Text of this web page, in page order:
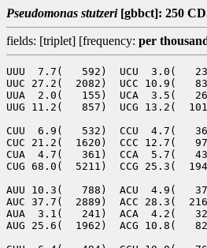
Pseudomonas stutzeri [gbbct]: 250
fields: [triplet] [frequency: per
UUU  7.7(   592)  UCU  3.0(
UUC 27.2(  2082)  UCC 10.9(
UUA  2.0(   155)  UCA  3.5(
UUG 11.2(   857)  UCG 13.2(
CUU  6.9(   532)  CCU  4.7(
CUC 21.2(  1620)  CCC 12.7(
CUA  4.7(   361)  CCA  5.7(
CUG 68.0(  5211)  CCG 25.3(
AUU 10.3(   788)  ACU  4.9(
AUC 37.7(  2889)  ACC 28.3(
AUA  3.1(   241)  ACA  4.2(
AUG 25.6(  1962)  ACG 10.8(